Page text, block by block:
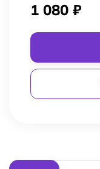
1 080 ₽